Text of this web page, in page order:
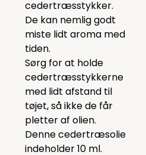
cedertræsstykker.
De kan nemlig godt
miste lidt aroma med
tiden.
Sørg for at holde
cedertræsstykkerne
med lidt afstand til
tøjet, så ikke de får
pletter af olien.
Denne cedertræsolie
indeholder 10 ml.